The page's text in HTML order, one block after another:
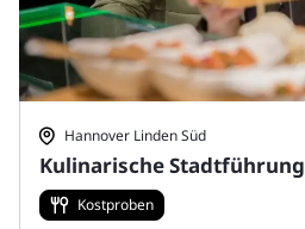
Kulinarische Stadtführung
Hannover Linden Süd
Kostproben